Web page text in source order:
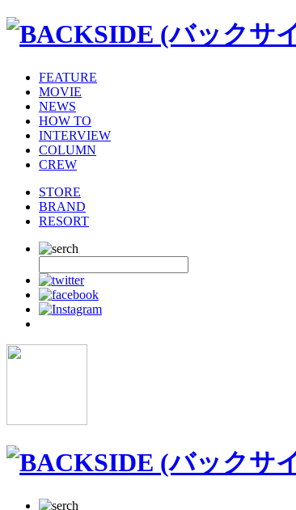
FEATURE
MOVIE
NEWS
HOW TO
INTERVIEW
COLUMN
CREW
STORE
BRAND
RESORT